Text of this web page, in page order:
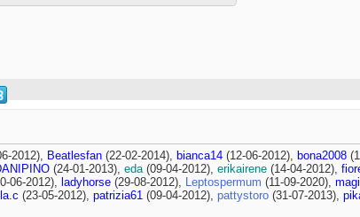
2012), Beatlesfan (22-02-2014), bianca14 (12-06-2012), bona2008
(24-01-2013), eda(09-04-2012), erikairene (14-04-2012),
06-2012), ladyhorse (29-08-2012), Leptospermum (11-09-2020),
(23-05-2012), patrizia61 (09-04-2012), pattystoro (31-07-2013),